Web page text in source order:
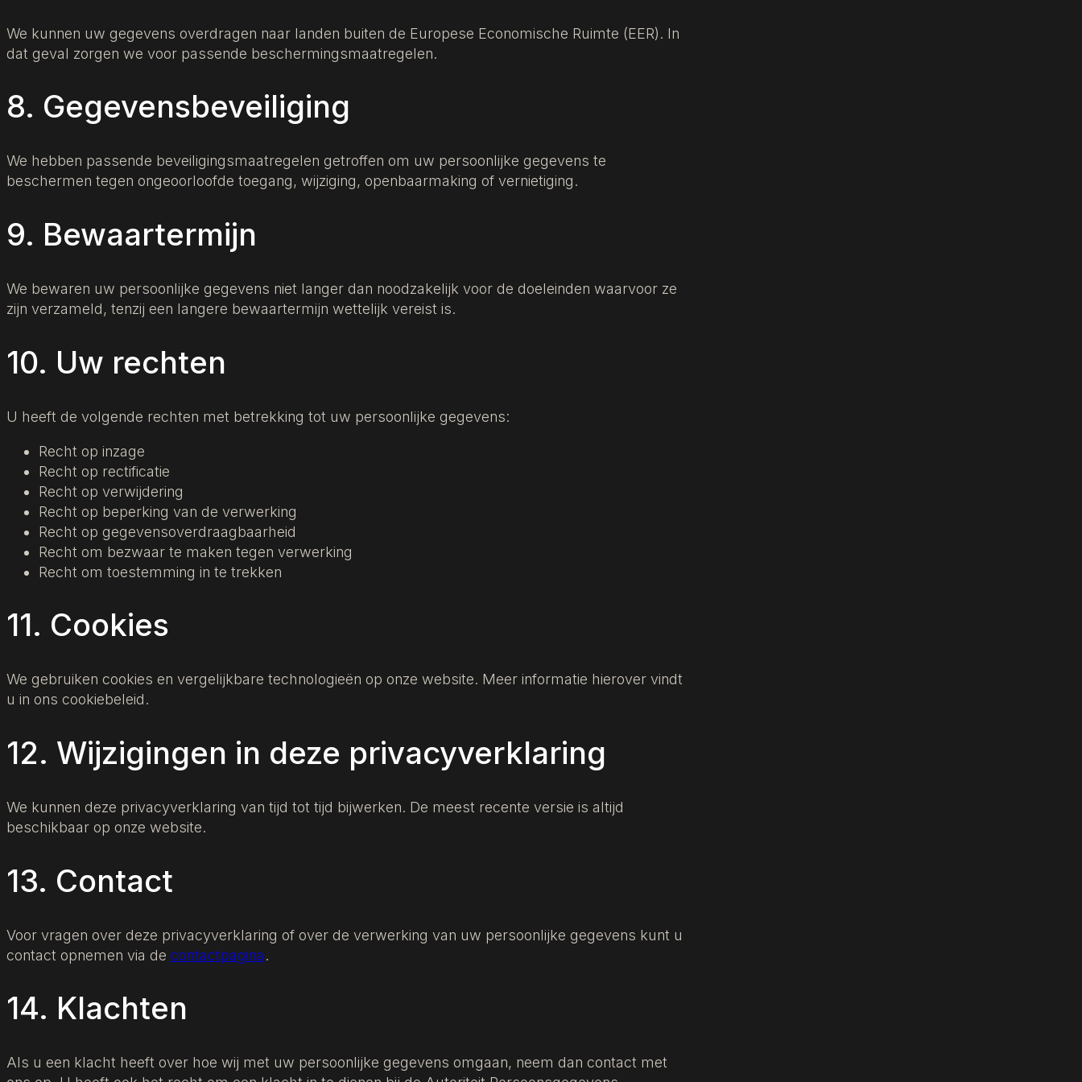
We kunnen uw gegevens overdragen naar landen buiten de Europese Economische Ruimte (EER). In
dat geval zorgen we voor passende beschermingsmaatregelen.
8. Gegevensbeveiliging
We hebben passende beveiligingsmaatregelen getroffen om uw persoonlijke gegevens te
beschermen tegen ongeoorloofde toegang, wijziging, openbaarmaking of vernietiging.
9. Bewaartermijn
We bewaren uw persoonlijke gegevens niet langer dan noodzakelijk voor de doeleinden waarvoor ze
zijn verzameld, tenzij een langere bewaartermijn wettelijk vereist is.
10. Uw rechten
U heeft de volgende rechten met betrekking tot uw persoonlijke gegevens:
Recht op inzage
Recht op rectificatie
Recht op verwijdering
Recht op beperking van de verwerking
Recht op gegevensoverdraagbaarheid
Recht om bezwaar te maken tegen verwerking
Recht om toestemming in te trekken
11. Cookies
We gebruiken cookies en vergelijkbare technologieën op onze website. Meer informatie hierover vindt
u in ons cookiebeleid.
12. Wijzigingen in deze privacyverklaring
We kunnen deze privacyverklaring van tijd tot tijd bijwerken. De meest recente versie is altijd
beschikbaar op onze website.
13. Contact
Voor vragen over deze privacyverklaring of over de verwerking van uw persoonlijke gegevens kunt u
contact opnemen via de contactpagina.
14. Klachten
Als u een klacht heeft over hoe wij met uw persoonlijke gegevens omgaan, neem dan contact met